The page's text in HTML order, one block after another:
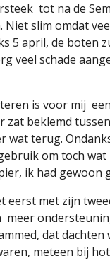
tot na de
Niet slim omdat
5 april, de boten
veel schade
is voor mij
zat beklemd
wat terug.
om toch wat
ik had gewoon
eerst met zijn
meer
dat
meteen bij